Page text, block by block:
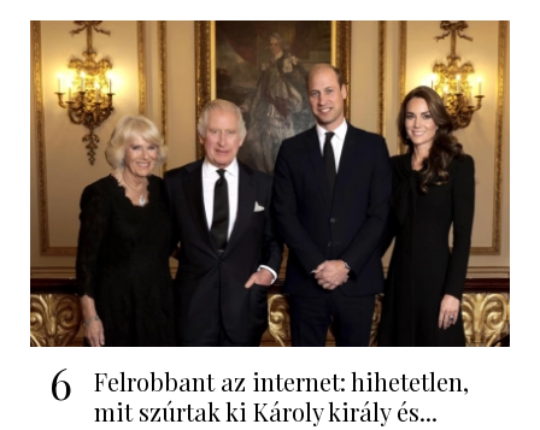
6
Felrobbant az internet: hihetetlen,
mit szúrtak ki Károly király és...